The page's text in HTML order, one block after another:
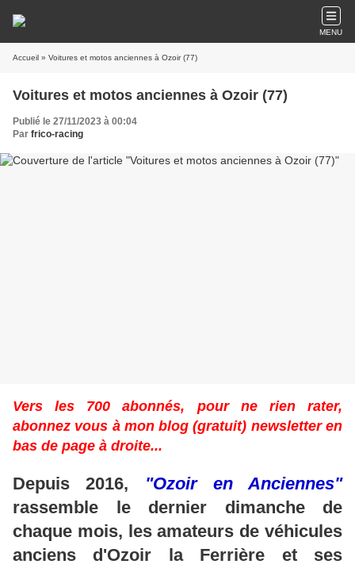
MENU
Accueil » Voitures et motos anciennes à Ozoir (77)
Voitures et motos anciennes à Ozoir (77)
Publié le 27/11/2023 à 00:04
Par frico-racing
Vers les 700 abonnés, pour ne rien rater,
abonnez vous à mon blog (gratuit) newsletter en
bas de page à droite...
Depuis 2016, "Ozoir en Anciennes"
rassemble le dernier dimanche de
chaque mois, les amateurs de véhicules
anciens d'Ozoir la Ferrière et ses